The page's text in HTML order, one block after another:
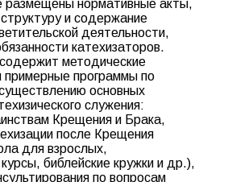
размещены нормативные акты,
и содержание
деятельности,
катехизаторов.
методические
примерные программы по
основных
служения:
Крещения и Брака,
после Крещения
для взрослых,
курсы, библейские кружки и др.),
по вопросам